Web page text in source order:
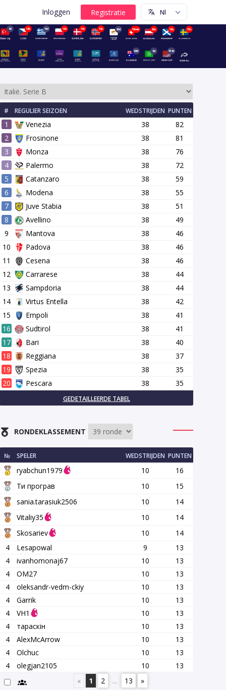
Inloggen
6d 18u 13d 18u 19u 18u 20d 13min 20u 18u 17u
68d 4d 151d
13 ronde 16 ronde
# REGULIER SEIZOEN WEDSTRIJDEN PUNTEN
1 Venezia 38
82
2
Frosinone 38
81
3
Monza 38
76
4
Palermo 38
72
5
Catanzaro 38
59
6
Modena 38
55
7
Juve Stabia 38
51
8
Avellino 38
49
9
Mantova 38
46
10
Padova 38
46
11
Cesena 38
46
12
Carrarese 38
44
13
Sampdoria 38
44
14
Virtus Entella 38
42
15
Empoli 38
41
16
Sudtirol 38
41
17
Bari 38
40
18
Reggiana 38
37
19
Spezia 38
35
20
Pescara 38 35
GEDETAILLEERDE TABEL
RONDEKLASSEMENT
№ SPELER WEDSTRIJDEN PUNTEN
ryabchun1979 10
16
Ти програв
10
15
sania.tarasiuk2506
10
14
Vitaliy35
10
14
Skosariev
10
14
4
Lesapowal 9
13
4
ivanhomonaj67 10
13
4
OM27 10
13
4
oleksandr-vedm-ckiy 10
13
4
Garrik 10
13
4
VH1 10
13
4
тараскін 10
13
4
AlexMcArrow 10
13
4
Olchuc 10
13
4
olegjan2105 10
13
«
1 2 ... 13 »